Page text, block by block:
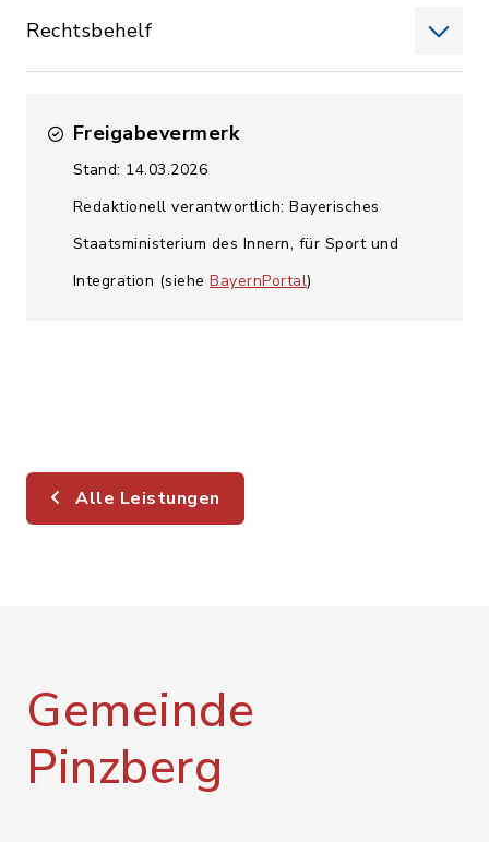
Rechtsbehelf
Freigabevermerk
Stand: 14.03.2026
Redaktionell verantwortlich: Bayerisches
Staatsministerium des Innern, für Sport und
Integration (siehe BayernPortal)
Alle Leistungen
Gemeinde
Pinzberg